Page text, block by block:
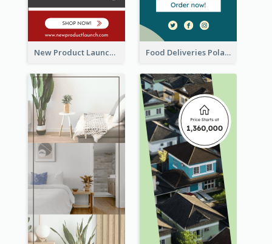
New Product Launch Promotion Wide Skyscraper Banner Food Deliveries Polaroid Photos Wide Skyscraper Banner